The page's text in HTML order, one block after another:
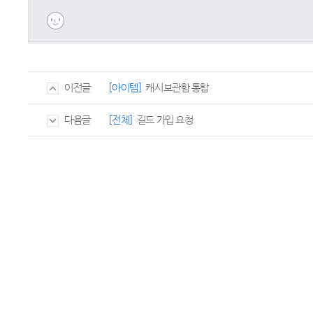
이전글 [아이템] 캐시보관함 통합
다음글 [전체] 길드 가입 요청